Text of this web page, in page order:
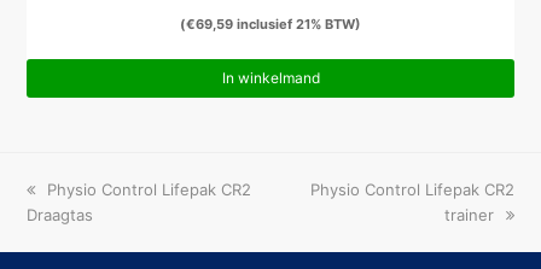
(€69,59 inclusief 21% BTW)
In winkelmand
previous
post:
Physio Control Lifepak CR2
Draagtas
next
Physio Control Lifepak CR2
trainer